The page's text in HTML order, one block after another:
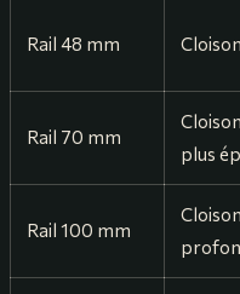
Rail 48 mm
Rail 70 mm
plus
Rail 100 mm